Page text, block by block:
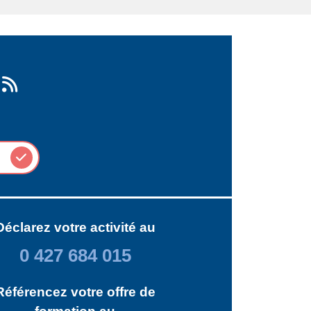
votre activité au
0 427 684 015
votre offre de